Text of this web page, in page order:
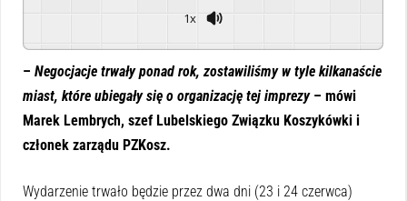
1x
– Negocjacje trwały ponad rok, zostawiliśmy w tyle kilkanaście
miast, które ubiegały się o organizację tej imprezy– mówi
Marek Lembrych, szef Lubelskiego Związku Koszykówki i
członek zarządu PZKosz.
Wydarzenie trwało będzie przez dwa dni (23 i 24 czerwca)